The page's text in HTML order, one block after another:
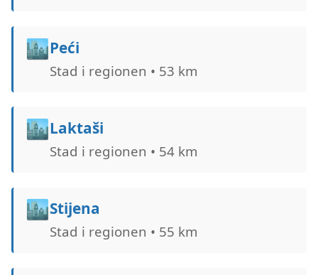
🏙️Peći
Stad i regionen • 53 km
🏙️Laktaši
Stad i regionen • 54 km
🏙️Stijena
Stad i regionen • 55 km